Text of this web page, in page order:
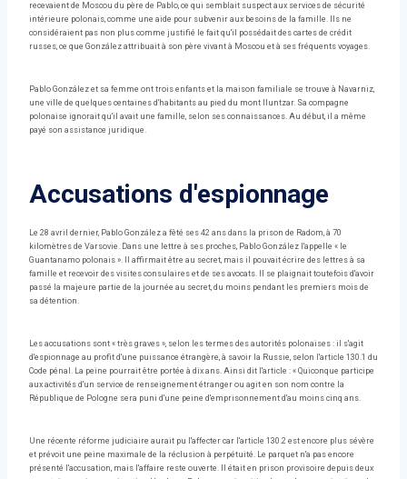
recevaient de Moscou du père de Pablo, ce qui semblait suspect aux services de sécurité
intérieure polonais, comme une aide pour subvenir aux besoins de la famille. Ils ne
considéraient pas non plus comme justifié le fait qu'il possédait des cartes de crédit
russes, ce que González attribuait à son père vivant à Moscou et à ses fréquents voyages.
Pablo González et sa femme ont trois enfants et la maison familiale se trouve à Navarniz,
une ville de quelques centaines d'habitants au pied du mont Iluntzar. Sa compagne
polonaise ignorait qu'il avait une famille, selon ses connaissances. Au début, il a même
payé son assistance juridique.
Accusations d'espionnage
Le 28 avril dernier, Pablo González a fêté ses 42 ans dans la prison de Radom, à 70
kilomètres de Varsovie. Dans une lettre à ses proches, Pablo González l'appelle « le
Guantanamo polonais ». Il affirmait être au secret, mais il pouvait écrire des lettres à sa
famille et recevoir des visites consulaires et de ses avocats. Il se plaignait toutefois d'avoir
passé la majeure partie de la journée au secret, du moins pendant les premiers mois de
sa détention.
Les accusations sont « très graves », selon les termes des autorités polonaises : il s'agit
d'espionnage au profit d'une puissance étrangère, à savoir la Russie, selon l'article 130.1 du
Code pénal. La peine pourrait être portée à dix ans. Ainsi dit l'article : « Quiconque participe
aux activités d'un service de renseignement étranger ou agit en son nom contre la
République de Pologne sera puni d'une peine d'emprisonnement d'au moins cinq ans.
Une récente réforme judiciaire aurait pu l'affecter car l'article 130.2 est encore plus sévère
et prévoit une peine maximale de la réclusion à perpétuité. Le parquet n'a pas encore
présenté l'accusation, mais l'affaire reste ouverte. Il était en prison provisoire depuis deux